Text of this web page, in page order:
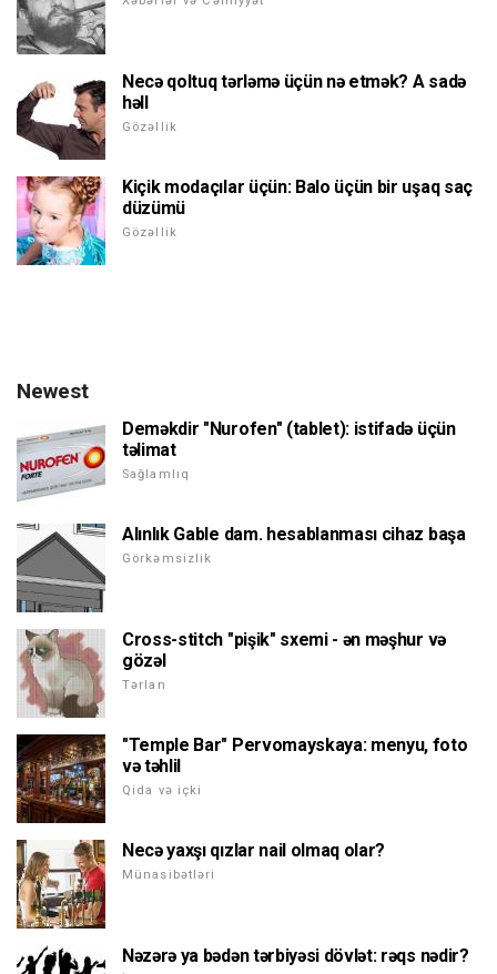
Necə qoltuq tərləmə üçün nə etmək? A sadə
həll
Gözəllik
Kiçik modaçılar üçün: Balo üçün bir uşaq saç
düzümü
Gözəllik
Newest
Deməkdir "Nurofen" (tablet): istifadə üçün
təlimat
Sağlamlıq
Alınlık Gable dam. hesablanması cihaz başa
Görkəmsizlik
Cross-stitch "pişik" sxemi - ən məşhur və
gözəl
Tərlan
"Temple Bar" Pervomayskaya: menyu, foto
və təhlil
Qida və içki
Necə yaxşı qızlar nail olmaq olar?
Münasibətləri
Nəzərə ya bədən tərbiyəsi dövlət: rəqs nədir?